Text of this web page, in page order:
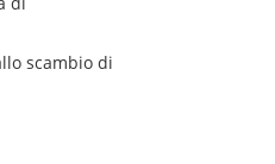
scambio di